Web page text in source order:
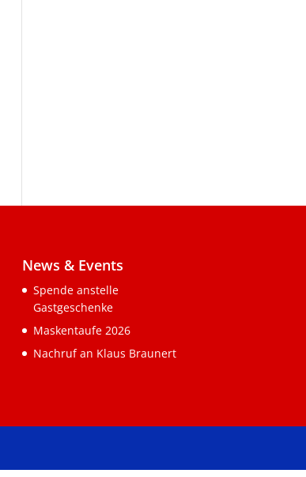
News & Events
Spende anstelle
Gastgeschenke
Maskentaufe 2026
Nachruf an Klaus Braunert